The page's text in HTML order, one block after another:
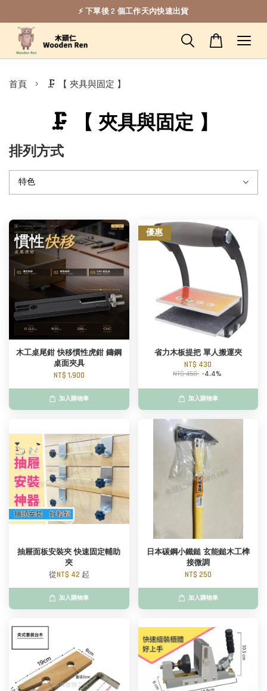
⚡ 下單後 2 個工作天內快速出貨
首頁 › 🗜️ 【 夾具與固定 】
🗜️ 【 夾具與固定 】
排列方式
木工桌尾鉗 快移慣性虎鉗 鑄鋼
桌面夾具
NT$ 1,900
加入購物車
優惠
省力木板提把 單人搬運夾
NT$ 430
NT$ 450 -4.4%
加入購物車
抽屜面板安裝夾 快速固定輔助
夾
從NT$ 42 起
加入購物車
日本碳鋼小鐵鎚 玄能鎚木工榫
接微調
NT$ 250
加入購物車